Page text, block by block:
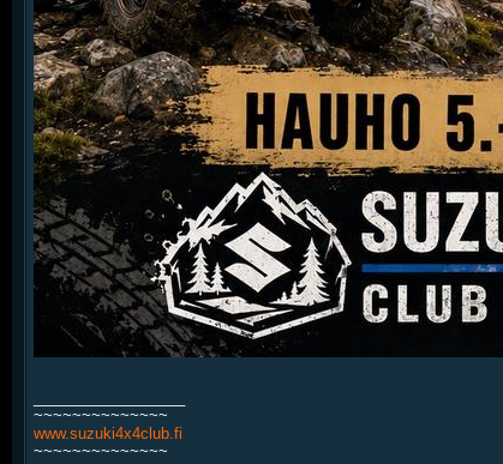
~~~~~~~~~~~~~~
www.suzuki4x4club.fi
~~~~~~~~~~~~~~